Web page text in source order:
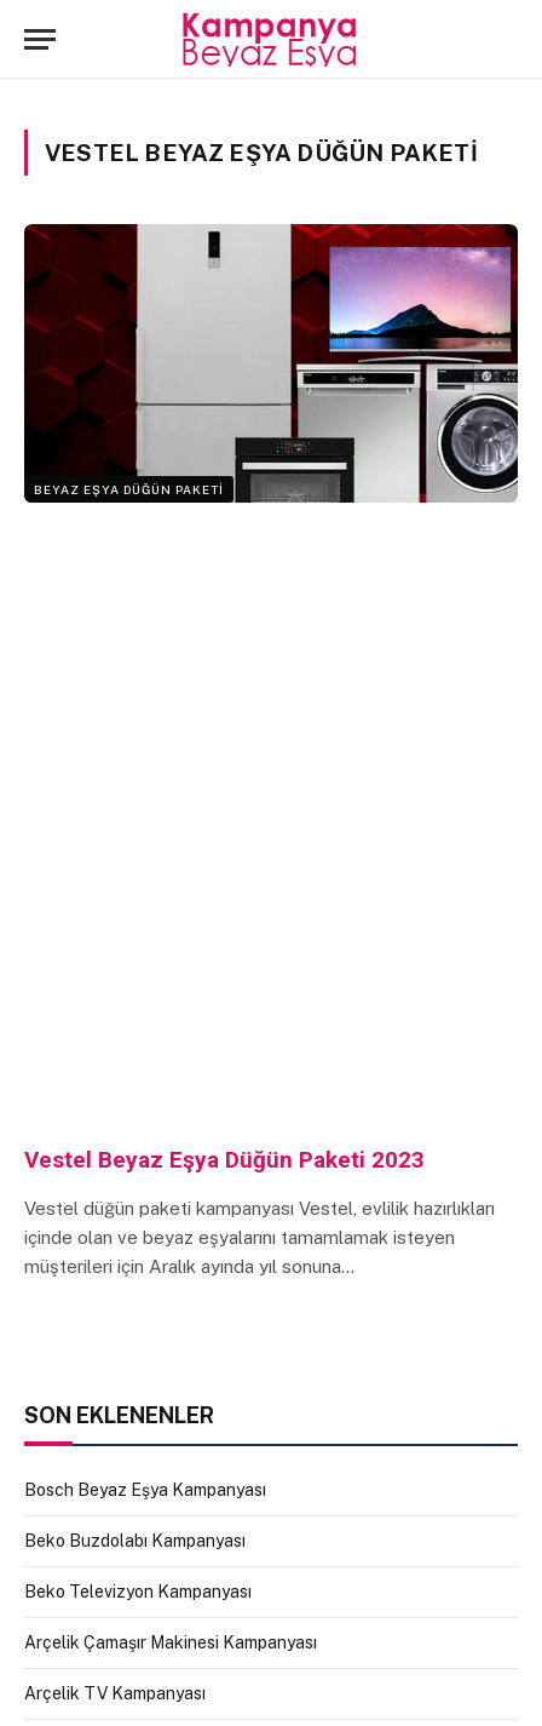
VESTEL BEYAZ EŞYA DÜĞÜN PAKETI
BEYAZ EŞYA DÜĞÜN PAKETI
Vestel Beyaz Eşya Düğün Paketi 2023
Vestel düğün paketi kampanyası Vestel, evlilik hazırlıkları
içinde olan ve beyaz eşyalarını tamamlamak isteyen
müşterileri için Aralık ayında yıl sonuna…
SON EKLENENLER
Bosch Beyaz Eşya Kampanyası
Beko Buzdolabı Kampanyası
Beko Televizyon Kampanyası
Arçelik Çamaşır Makinesi Kampanyası
Arçelik TV Kampanyası